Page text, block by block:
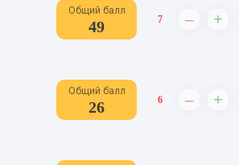
Общий балл
49 7 – +
Общий балл
26 6 – +